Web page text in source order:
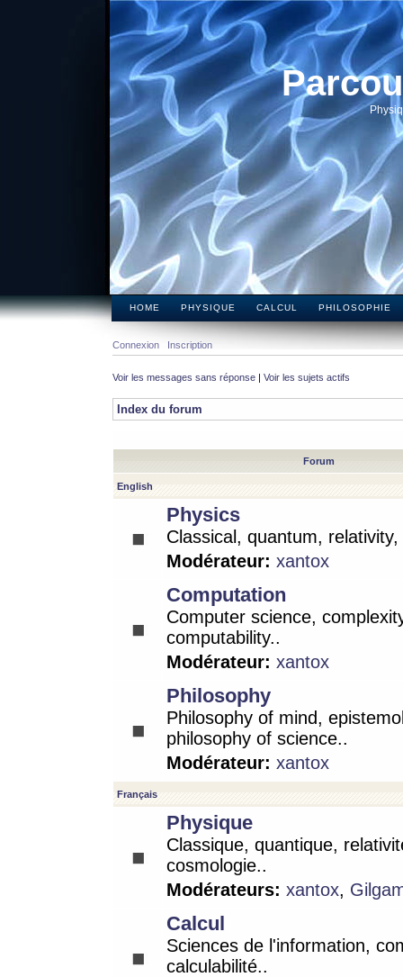
HOME PHYSIQUE CALCUL PHILOSOPHIE
Connexion Inscription
Voir les messages sans réponse | Voir les sujets actifs
Index du forum
Forum
English
Physics
Classical, quantum,
Modérateur: xantox
Computation
Computer science,
computability..
Modérateur: xantox
Philosophy
Philosophy of mind,
philosophy of science..
Modérateur: xantox
Français
Physique
Classique, quantique,
cosmologie..
Modérateurs: xantox,
Calcul
Sciences de l'information,
calculabilité..